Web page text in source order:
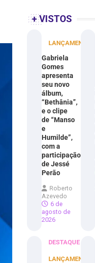
+ VISTOS
LANÇAMENTOS
Gabriela
Gomes
apresenta
seu novo
álbum,
“Bethânia”,
e o clipe
de “Manso
e
Humilde”,
com a
participação
de Jessé
Perão
Roberto
Azevedo
6 de
agosto de
2026
DESTAQUE
LANÇAMENTOS